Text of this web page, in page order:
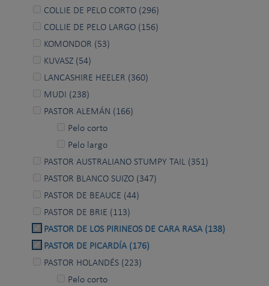
COLLIE DE PELO CORTO (296)
COLLIE DE PELO LARGO (156)
KOMONDOR (53)
KUVASZ (54)
LANCASHIRE HEELER (360)
MUDI (238)
PASTOR ALEMÁN (166)
Pelo corto
Pelo largo
PASTOR AUSTRALIANO STUMPY TAIL (351)
PASTOR BLANCO SUIZO (347)
PASTOR DE BEAUCE (44)
PASTOR DE BRIE (113)
PASTOR DE LOS PIRINEOS DE CARA RASA (138)
PASTOR DE PICARDÍA (176)
PASTOR HOLANDÉS (223)
Pelo corto